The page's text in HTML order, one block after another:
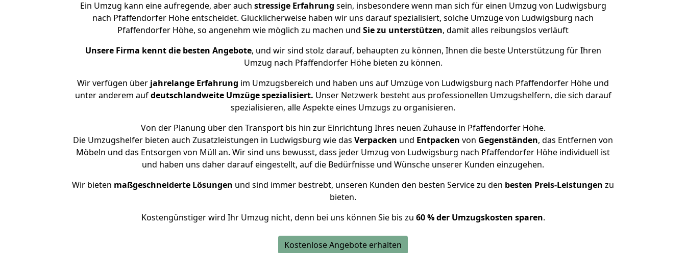
Ein Umzug kann eine aufregende, aber auch stressige Erfahrung sein, insbesondere wenn man sich für einen Umzug von Ludwigsburg
nach Pfaffendorfer Höhe entscheidet. Glücklicherweise haben wir uns darauf spezialisiert, solche Umzüge von Ludwigsburg nach
Pfaffendorfer Höhe, so angenehm wie möglich zu machen und Sie zu unterstützen, damit alles reibungslos verläuft
Unsere Firma kennt die besten Angebote, und wir sind stolz darauf, behaupten zu können, Ihnen die beste Unterstützung für Ihren
Umzug nach Pfaffendorfer Höhe bieten zu können.
Wir verfügen über jahrelange Erfahrung im Umzugsbereich und haben uns auf Umzüge von Ludwigsburg nach Pfaffendorfer Höhe und
unter anderem aufdeutschlandweite Umzüge spezialisiert. Unser Netzwerk besteht aus professionellen Umzugshelfern, die sich darauf
spezialisieren, alle Aspekte eines Umzugs zu organisieren.
Von der Planung über den Transport bis hin zur Einrichtung Ihres neuen Zuhause in Pfaffendorfer Höhe.
Die Umzugshelfer bieten auch Zusatzleistungen in Ludwigsburg wie das Verpacken und Entpacken von Gegenständen, das Entfernen von
Möbeln und das Entsorgen von Müll an. Wir sind uns bewusst, dass jeder Umzug von Ludwigsburg nach Pfaffendorfer Höhe individuell ist
und haben uns daher darauf eingestellt, auf die Bedürfnisse und Wünsche unserer Kunden einzugehen.
Wir bieten maßgeschneiderte Lösungen und sind immer bestrebt, unseren Kunden den besten Service zu den besten Preis-Leistungen zu
bieten.
Kostengünstiger wird Ihr Umzug nicht, denn bei uns können Sie bis zu 60 % der Umzugskosten sparen.
Kostenlose Angebote erhalten